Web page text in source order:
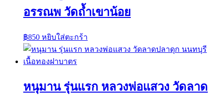
อรรณพ วัดถ้ำเขาน้อย
฿850 หยิบใส่ตะกร้า
หนุมาน รุ่นแรก หลวงพ่อแสวง วัดลาด